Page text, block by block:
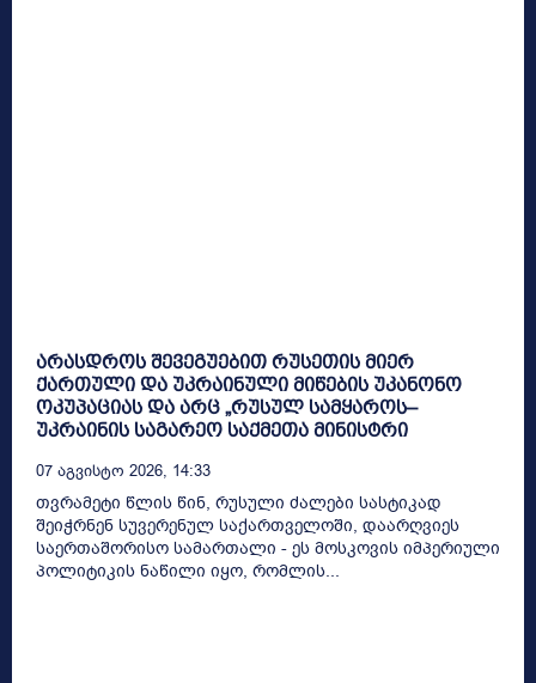
არასდროს შევეგუებით რუსეთის მიერ
ქართული და უკრაინული მიწების უკანონო
ოკუპაციას და არც „რუსულ სამყაროს–
უკრაინის საგარეო საქმეთა მინისტრი
07 Აგვისტო 2026, 14:33
თვრამეტი წლის წინ, რუსული ძალები სასტიკად
შეიჭრნენ სუვერენულ საქართველოში, დაარღვიეს
საერთაშორისო სამართალი - ეს მოსკოვის იმპერიული
პოლიტიკის ნაწილი იყო, რომლის...